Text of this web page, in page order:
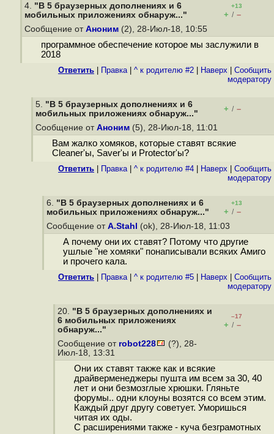
4. "В 5 браузерных дополнениях и 6
мобильных приложениях обнаруж..."
+13
+ / –
Сообщение от Аноним (2), 28-Июл-18, 10:55
программное обеспечение которое мы заслужили в
2018
Ответить Правка| ^ к родителю #2 Наверх
Cообщить
модератору
5. "В 5 браузерных дополнениях и 6
мобильных приложениях обнаруж..."
+ / –
Сообщение от Аноним (5), 28-Июл-18, 11:01
Вам жалко хомяков, которые ставят всякие
Cleaner'ы, Saver'ы и Protector'ы?
Ответить Правка| ^ к родителю #4 Наверх
Cообщить
модератору
6. "В 5 браузерных дополнениях и 6
мобильных приложениях обнаруж..."
+13
+ / –
Сообщение от A.Stahl (ok), 28-Июл-18, 11:03
А почему они их ставят? Потому что другие
ушлые "не хомяки" понаписывали всяких Амиго
и прочего кала.
Ответить Правка| ^ к родителю #5 Наверх
Cообщить
модератору
20. "В 5 браузерных дополнениях и
6 мобильных приложениях
обнаруж..."
–17
+ / –
Сообщение от robot228
(?), 28-
Июл-18, 13:31
Они их ставят также как и всякие
драйверменеджеры пушта им всем за 30, 40
лет и они безмозглые хрюшки. Гляньте
форумы.. одни клоуны возятся со всем этим.
Каждый друг другу советует. Уморишься
читая их оды.
С расширениями также - куча безграмотных